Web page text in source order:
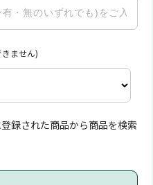
ません)
録された商品から商品を検索